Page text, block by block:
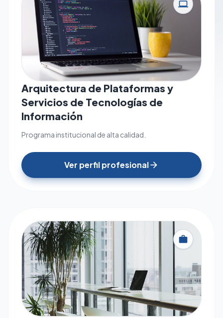
computer
Arquitectura de Plataformas y
Servicios de Tecnologías de
Información
Programa institucional de alta calidad.
Ver perfil profesionalarrow_forward
work